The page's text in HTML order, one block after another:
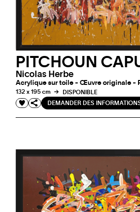
PITCHOUN
Nicolas Herbe
Acrylique sur toile - Œuvre originale -
132 x 195 cm
DISPONIBLE
DEMANDER DES